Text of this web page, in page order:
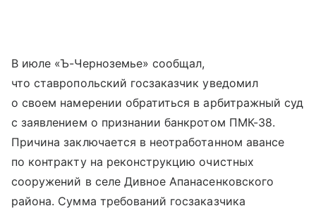
В июле «Ъ-Черноземье» сообщал,
что ставропольский госзаказчик уведомил
о своем намерении обратиться в арбитражный суд
с заявлением о признании банкротом ПМК-38.
Причина заключается в неотработанном авансе
по контракту на реконструкцию очистных
сооружений в селе Дивное Апанасенковского
района. Сумма требований госзаказчика